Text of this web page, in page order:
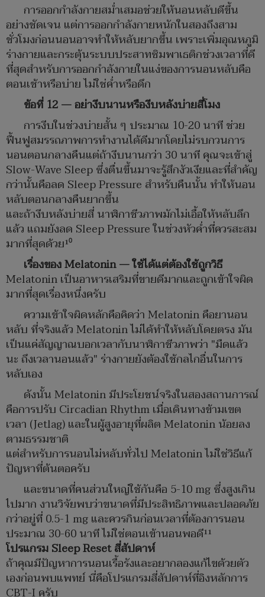
การออกกำลังกายสม่ำเสมอช่วยให้นอนหลับดีขึ้น
อย่างชัดเจน แต่การออกกำลังกายหนักในสองถึงสาม
ชั่วโมงก่อนนอนอาจทำให้หลับยากขึ้น เพราะเพิ่มอุณหภูมิ
ร่างกายและกระตุ้นระบบประสาทซิมพาเธติกช่วงเวลาที่ดี
ที่สุดสำหรับการออกกำลังกายในแง่ของการนอนหลับคือ
ตอนเช้าหรือบ่าย ไม่ใช่ค่ำหรือดึก
ข้อที่ 12 — อย่างีบนานหรืองีบหลังบ่ายสี่โมง
การงีบในช่วงบ่ายสั้น ๆ ประมาณ 10-20 นาที ช่วย
ฟื้นฟูสมรรถภาพการทำงานได้ดีมากโดยไม่รบกวนการ
นอนตอนกลางคืนแต่ถ้างีบนานกว่า 30 นาที คุณจะเข้าสู่
Slow-Wave Sleep ซึ่งตื่นขึ้นมาจะรู้สึกงัวเงียและที่สำคัญ
กว่านั้นคือลด Sleep Pressure สำหรับคืนนั้น ทำให้นอน
หลับตอนกลางคืนยากขึ้น
และถ้างีบหลังบ่ายสี่ นาฬิกาชีวภาพมักไม่เอื้อให้หลับลึก
แล้ว แถมยังลด Sleep Pressure ในช่วงหัวค่ำที่ควรสะสม
มากที่สุดด้วย¹⁰
เรื่องของ Melatonin — ใช้ได้แต่ต้องใช้ถูกวิธี
Melatonin เป็นอาหารเสริมที่ขายดีมากและถูกเข้าใจผิด
มากที่สุดเรื่องหนึ่งครับ
ความเข้าใจผิดหลักคือคิดว่า Melatonin คือยานอน
หลับ ที่จริงแล้ว Melatonin ไม่ได้ทำให้หลับโดยตรง มัน
เป็นแค่สัญญาณบอกเวลากับนาฬิกาชีวภาพว่า "มืดแล้ว
นะ ถึงเวลานอนแล้ว" ร่างกายยังต้องใช้กลไกอื่นในการ
หลับเอง
ดังนั้น Melatonin มีประโยชน์จริงในสองสถานการณ์
คือการปรับ Circadian Rhythm เมื่อเดินทางข้ามเขต
เวลา (Jetlag) และในผู้สูงอายุที่ผลิต Melatonin น้อยลง
ตามธรรมชาติ
แต่สำหรับการนอนไม่หลับทั่วไป Melatonin ไม่ใช่วิธีแก้
ปัญหาที่ต้นตอครับ
และขนาดที่คนส่วนใหญ่ใช้กันคือ 5-10 mg ซึ่งสูงเกิน
ไปมาก งานวิจัยพบว่าขนาดที่มีประสิทธิภาพและปลอดภัย
กว่าอยู่ที่ 0.5-1 mg และควรกินก่อนเวลาที่ต้องการนอน
ประมาณ 30-60 นาที ไม่ใช่ตอนเข้านอนพอดี¹¹
โปรแกรม Sleep Reset สี่สัปดาห์
ถ้าคุณมีปัญหาการนอนเรื้อรังและอยากลองแก้ไขด้วยตัว
เองก่อนพบแพทย์ นี่คือโปรแกรมสี่สัปดาห์ที่อิงหลักการ
CBT-I ครับ